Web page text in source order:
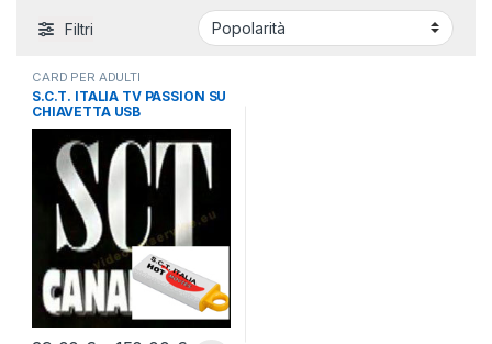
Filtri
CARD PER ADULTI
S.C.T. ITALIA TV PASSION SU
CHIAVETTA USB